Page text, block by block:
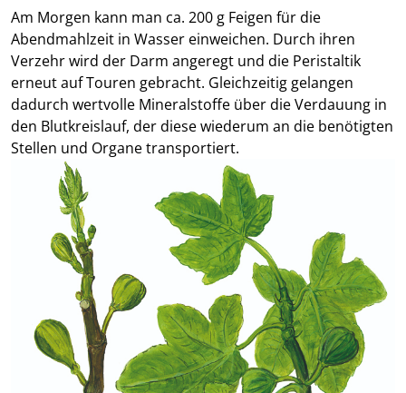
Am Morgen kann man ca. 200 g Feigen für die
Abendmahlzeit in Wasser einweichen. Durch ihren
Verzehr wird der Darm angeregt und die Peristaltik
erneut auf Touren gebracht. Gleichzeitig gelangen
dadurch wertvolle Mineralstoffe über die Verdauung in
den Blutkreislauf, der diese wiederum an die benötigten
Stellen und Organe transportiert.